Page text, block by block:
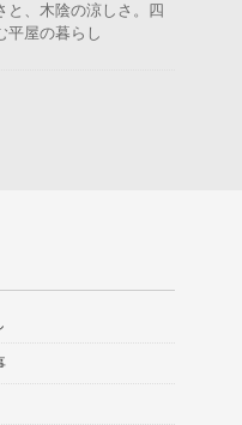
と、木陰の涼しさ。四
平屋の暮らし